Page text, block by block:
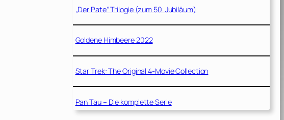
„Der Pate“ Trilogie (zum 50. Jubiläum)
Goldene Himbeere 2022
Star Trek: The Original 4-Movie Collection
Pan Tau – Die komplette Serie